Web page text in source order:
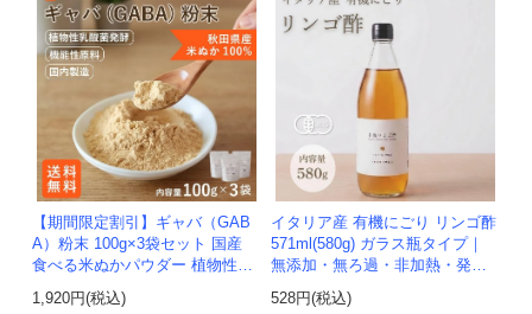
【期間限定割引】ギャバ（GAB
A）粉末 100g×3袋セット 国産
食べる米ぬかパウダー 植物性乳
酸菌発酵 -かわしま屋- 【送料無
料】*メール便での発送...
1,920円(税込)
イタリア産 有機にごり リンゴ酢
571ml(580g) ガラス瓶タイプ｜
無添加・無ろ過・非加熱・発酵
助剤不使用のアップルサイダー
ビネガー -かわしま屋-
528円(税込)